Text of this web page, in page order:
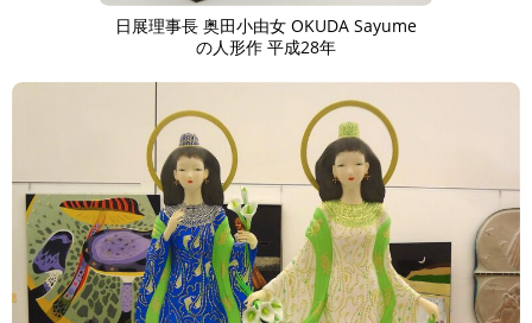
日展理事長 奥田小由女 OKUDA Sayume
の人形作 平成28年